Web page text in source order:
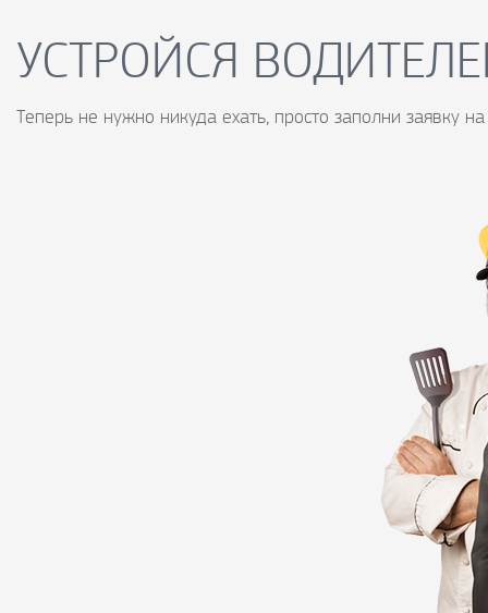
УСТРОЙСЯ
Теперь не нужно никуда ехать, просто заполни заявку